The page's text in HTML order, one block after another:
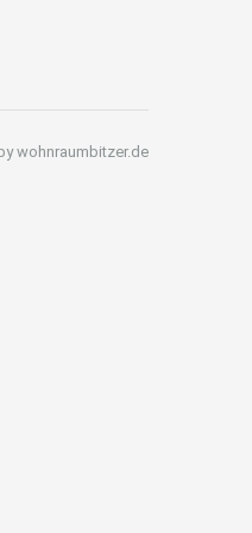
wohnraumbitzer.de